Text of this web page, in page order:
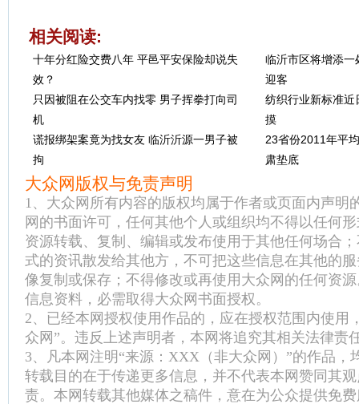
相关阅读:
十年分红险交费八年 平邑平安保险却说失
效？
临沂市区将增添
迎客
只因被阻在公交车内找零 男子挥拳打向司
机
纺织行业新标准
摸
谎报绑架案竟为找女友 临沂沂源一男子被
拘
23省份2011年平
肃垫底
大众网版权与免责声明
1、大众网所有内容的版权均属于作者或页面内声明
网的书面许可，任何其他个人或组织均不得以任何
资源转载、复制、编辑或发布使用于其他任何场合
式的资讯散发给其他方，不可把这些信息在其他的
像复制或保存；不得修改或再使用大众网的任何资
信息资料，必需取得大众网书面授权。
2、已经本网授权使用作品的，应在授权范围内使用
众网”。违反上述声明者，本网将追究其相关法律责
3、凡本网注明“来源：XXX（非大众网）”的作品，
转载目的在于传递更多信息，并不代表本网赞同其
责。本网转载其他媒体之稿件，意在为公众提供免